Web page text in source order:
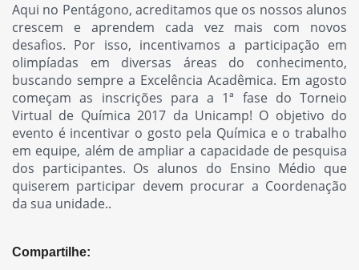
Aqui no Pentágono, acreditamos que os nossos alunos
crescem e aprendem cada vez mais com novos
desafios. Por isso, incentivamos a participação em
olimpíadas em diversas áreas do conhecimento,
buscando sempre a Excelência Acadêmica. Em agosto
começam as inscrições para a 1ª fase do Torneio
Virtual de Química 2017 da Unicamp! O objetivo do
evento é incentivar o gosto pela Química e o trabalho
em equipe, além de ampliar a capacidade de pesquisa
dos participantes. Os alunos do Ensino Médio que
quiserem participar devem procurar a Coordenação
da sua unidade..
Compartilhe: